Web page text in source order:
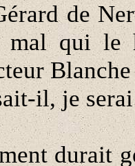
de
qui le
je serai
durait